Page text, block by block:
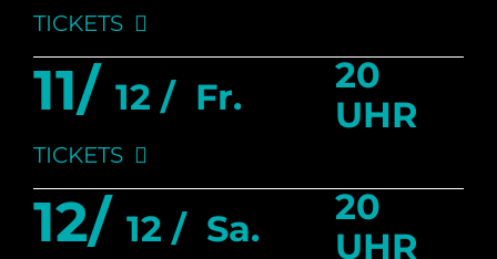
TICKETS
11/ 12 / Fr.
20
UHR
TICKETS
12/ 12 / Sa.
20
UHR